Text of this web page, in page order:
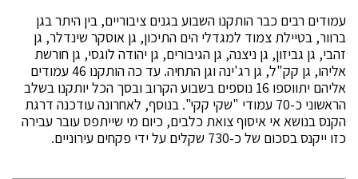
עמודים רבים כבר הותקנו השבוע בגנים ציבוריים, בין היתר בגן
ברוור, בטיילת צמוד למגדלי הים התיכון, גן אוסקר שינדלר, גן
זהבי, גן גביזון, גן ניצנה, גן הגיבורים, גן יהודה לוגסי, גן חורשת
אליהו, גן קק"ל, גן רג'ינה וגן התחיה. עד כה הותקנו 46 עמודים
אליהם יתווספו 16 נוספים בשבוע הקרוב ובסך הכל יותקנו בשלב
הראשוני כ-70 עמודי "שקי קקי". בנוסף, לאחרונה עודכנה דרגת
הקנס בנושא אי איסוף צואת כלבים, כיום מי שייתפס עובר עבירה
כזו ייקנס בסכום של כ-730 שקלים על ידי פקחים עירוניים.